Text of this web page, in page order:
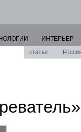
ИНТЕРЬЕР
статьи